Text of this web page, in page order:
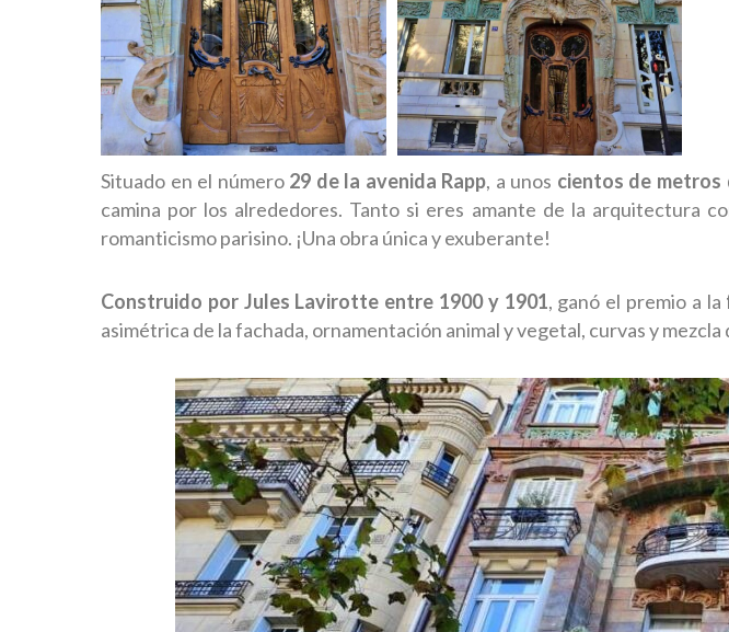
Situado en el número 29 de la avenida Rapp, a unos cientos de metros
camina por los alrededores. Tanto si eres amante de la arquitectura
romanticismo parisino. ¡Una obra única y exuberante!
Construido por Jules Lavirotte entre 1900 y 1901, ganó el premio a la
asimétrica de la fachada, ornamentación animal y vegetal, curvas y